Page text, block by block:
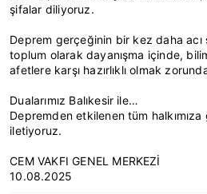
şifalar diliyoruz.
Deprem gerçeğinin bir kez daha acı
toplum olarak dayanışma içinde, bilim
afetlere karşı hazırlıklı olmak
Dualarımız Balıkesir ile…
Depremden etkilenen tüm
iletiyoruz.
CEM VAKFI GENEL MERKEZİ
10.08.2025